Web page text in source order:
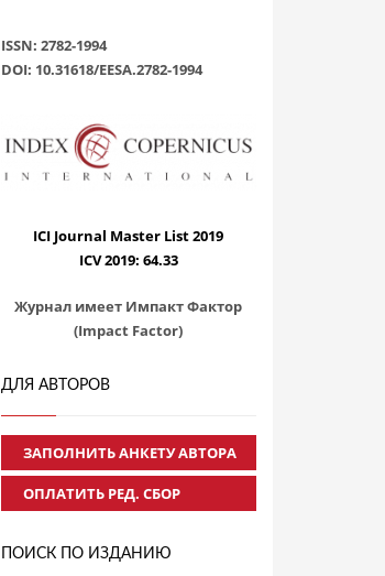
ISSN: 2782-1994
DOI: 10.31618/EESA.2782-1994
ICI Journal Master List 2019
ICV 2019: 64.33
Журнал имеет Импакт Фактор
(Impact Factor)
ДЛЯ АВТОРОВ
ЗАПОЛНИТЬ АНКЕТУ АВТОРА
ОПЛАТИТЬ РЕД. СБОР
ПОИСК ПО ИЗДАНИЮ